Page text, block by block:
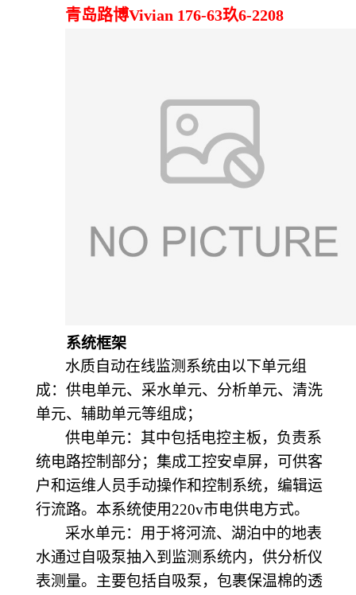
青岛路博Vivian 176-63玖6-2208
系统框架
水质自动在线监测系统由以下单元组
成：供电单元、采水单元、分析单元、清洗
单元、辅助单元等组成；
供电单元：其中包括电控主板，负责系
统电路控制部分；集成工控安卓屏，可供客
户和运维人员手动操作和控制系统，编辑运
行流路。本系统使用220v市电供电方式。
采水单元：用于将河流、湖泊中的地表
水通过自吸泵抽入到监测系统内，供分析仪
表测量。主要包括自吸泵，包裹保温棉的透